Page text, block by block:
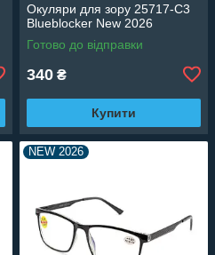
Окуляри для зору 25717-C3
Blueblocker New 2026
Готово до відправки
340 ₴
Купити
NEW 2026